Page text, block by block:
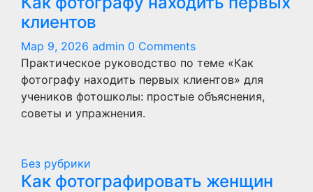
клиентов
Мар 9, 2026 admin 0 Comments
Практическое руководство по теме «Как
фотографу находить первых клиентов» для
учеников фотошколы: простые объяснения,
советы и упражнения.
Без рубрики
Как фотографировать женщин